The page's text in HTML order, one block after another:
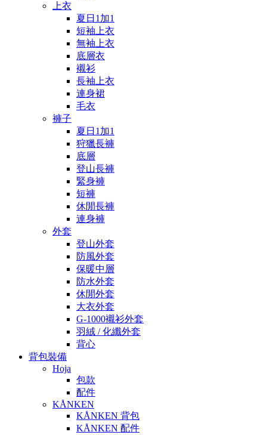
上衣
夏日1加1
短袖上衣
無袖上衣
底層衣
襯衫
長袖上衣
連身裙
毛衣
褲子
夏日1加1
狩獵長褲
底層
登山長褲
緊身褲
短褲
休閒長褲
連身褲
外套
登山外套
防風外套
保暖中層
防水外套
休閒外套
大衣外套
G-1000襯衫外套
羽絨 / 化纖外套
背心
背包裝備
Hoja
包款
配件
KÅNKEN
KÅNKEN 背包
KÅNKEN 配件